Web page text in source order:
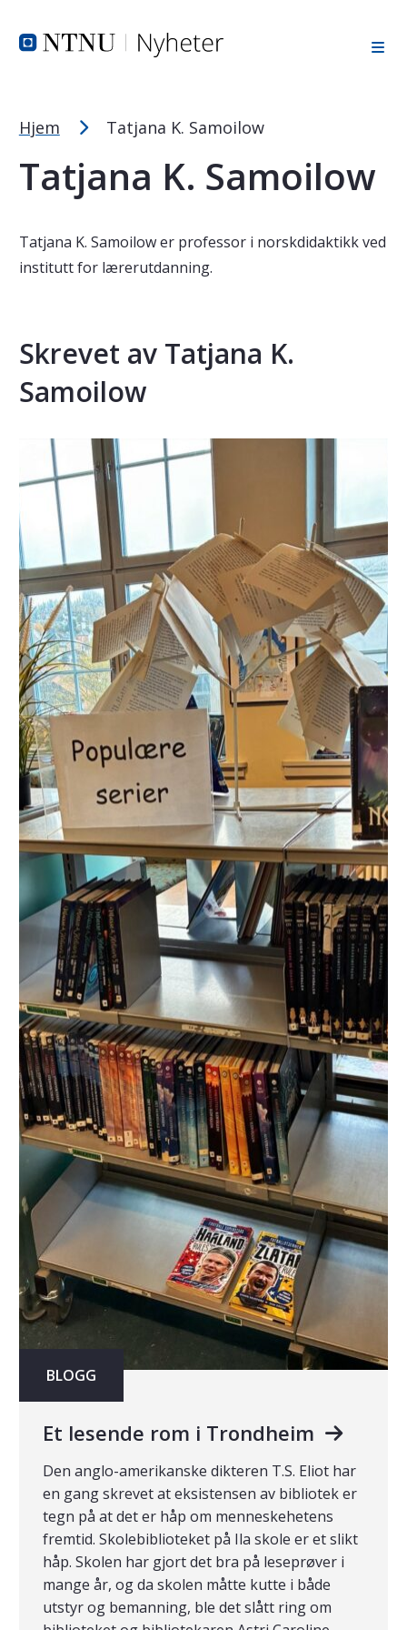
PC: Press ned CTRL og klikk på + (pluss) for å forstørre
Hjem Tatjana K. Samoilow
Tatjana K. Samoilow
Tatjana K. Samoilow er professor i norskdidaktikk ved
institutt for lærerutdanning.
Skrevet av Tatjana K.
Samoilow
BLOGG
Et lesende rom i Trondheim
Den anglo-amerikanske dikteren T.S. Eliot har
en gang skrevet at eksistensen av bibliotek er
tegn på at det er håp om menneskehetens
fremtid. Skolebiblioteket på Ila skole er et slikt
håp. Skolen har gjort det bra på leseprøver i
mange år, og da skolen måtte kutte i både
utstyr og bemanning, ble det slått ring om